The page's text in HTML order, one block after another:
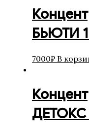
БЬЮТИ
7000₽ В
ДЕТОКС